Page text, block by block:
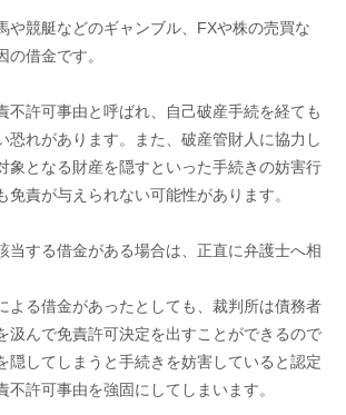
や競艇などのギャンブル、FXや株の売買な
の借金です。
不許可事由と呼ばれ、自己破産手続を経ても
恐れがあります。また、破産管財人に協力し
象となる財産を隠すといった手続きの妨害行
免責が与えられない可能性があります。
当する借金がある場合は、正直に弁護士へ相
よる借金があったとしても、裁判所は債務者
汲んで免責許可決定を出すことができるので
隠してしまうと手続きを妨害していると認定
不許可事由を強固にしてしまいます。